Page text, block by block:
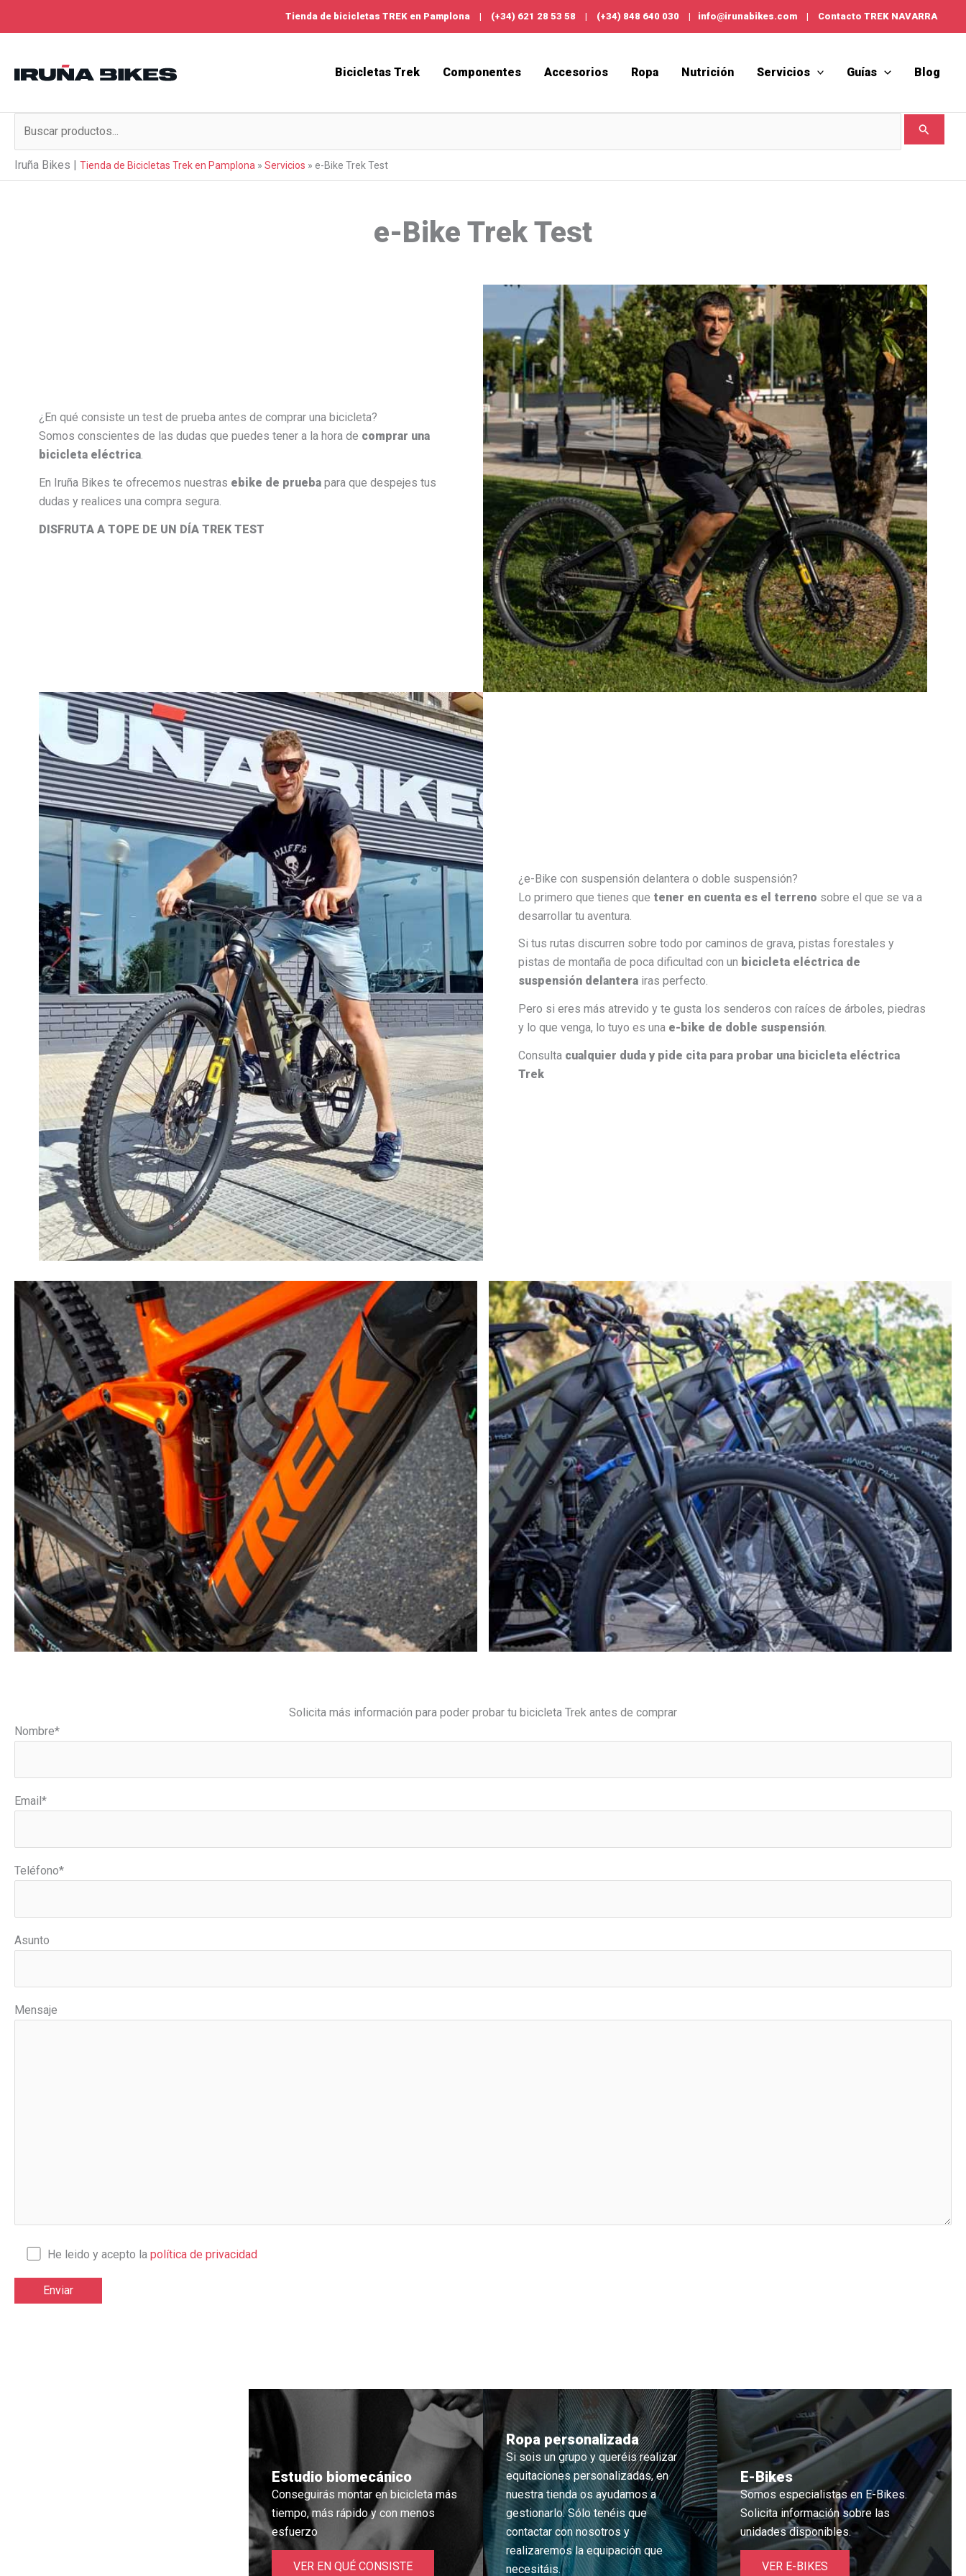
Tienda de bicicletas TREK en Pamplona | (+34) 621 28 53 58 | (+34) 848 640 030 | info@irunabikes.com | Contacto TREK NAVARRA
Bicicletas Trek Componentes Accesorios Ropa Nutrición Servicios Guías Blog
por:
Iruña Bikes | Tienda de Bicicletas Trek en Pamplona » Servicios » e-Bike Trek Test
e-Bike Trek Test
¿En qué consiste un test de prueba antes de comprar una bicicleta?
Somos conscientes de las dudas que puedes tener a la hora de comprar una
bicicleta eléctrica.
En Iruña Bikes te ofrecemos nuestras ebike de prueba para que despejes tus
dudas y realices una compra segura.
DISFRUTA A TOPE DE UN DÍA TREK TEST
¿e-Bike con suspensión delantera o doble suspensión?
Lo primero que tienes que tener en cuenta es el terreno sobre el que se va a
desarrollar tu aventura.
Si tus rutas discurren sobre todo por caminos de grava, pistas forestales y
pistas de montaña de poca dificultad con un bicicleta eléctrica de
suspensión delantera iras perfecto.
Pero si eres más atrevido y te gusta los senderos con raíces de árboles, piedras
y lo que venga, lo tuyo es una e-bike de doble suspensión.
Consulta cualquier duda y pide cita para probar una bicicleta eléctrica
Trek
Solicita más información para poder probar tu bicicleta Trek antes de comprar
Nombre*
Email*
Teléfono*
Asunto
Mensaje
He leido y acepto lapolítica de privacidad
Estudio biomecánico
Conseguirás montar en bicicleta más
tiempo, más rápido y con menos
esfuerzo
VER EN QUÉ CONSISTE
Ropa personalizada
Si sois un grupo y queréis realizar
equitaciones personalizadas, en
nuestra tienda os ayudamos a
gestionarlo. Sólo tenéis que
contactar con nosotros y
realizaremos la equipación que
necesitáis.
E-Bikes
Somos especialistas en E-Bikes.
Solicita información sobre las
unidades disponibles.
VER E-BIKES